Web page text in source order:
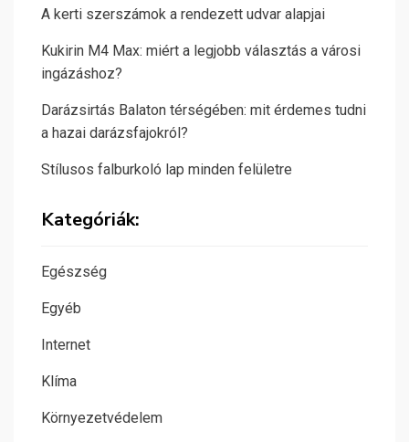
A kerti szerszámok a rendezett udvar alapjai
Kukirin M4 Max: miért a legjobb választás a városi
ingázáshoz?
Darázsirtás Balaton térségében: mit érdemes tudni
a hazai darázsfajokról?
Stílusos falburkoló lap minden felületre
Kategóriák:
Egészség
Egyéb
Internet
Klíma
Környezetvédelem